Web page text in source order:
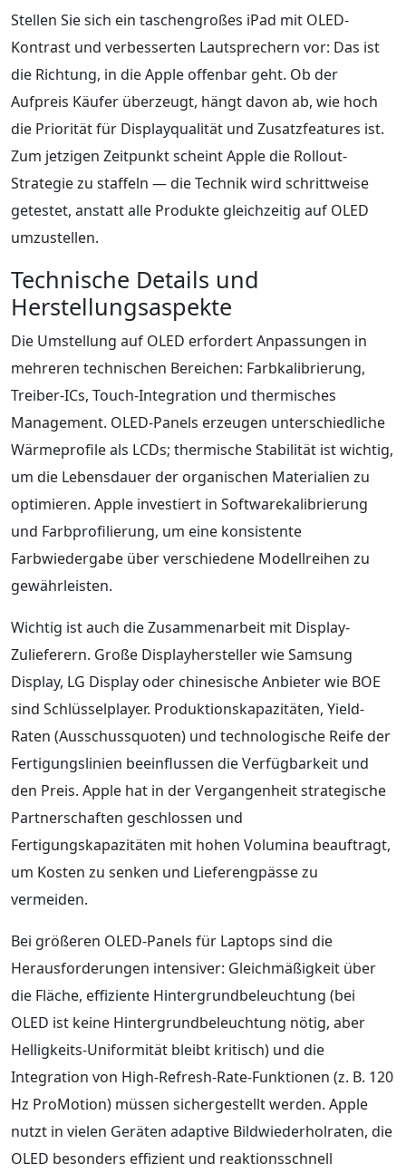
Stellen Sie sich ein taschengroßes iPad mit OLED-
Kontrast und verbesserten Lautsprechern vor: Das ist
die Richtung, in die Apple offenbar geht. Ob der
Aufpreis Käufer überzeugt, hängt davon ab, wie hoch
die Priorität für Displayqualität und Zusatzfeatures ist.
Zum jetzigen Zeitpunkt scheint Apple die Rollout-
Strategie zu staffeln — die Technik wird schrittweise
getestet, anstatt alle Produkte gleichzeitig auf OLED
umzustellen.
Technische Details und
Herstellungsaspekte
Die Umstellung auf OLED erfordert Anpassungen in
mehreren technischen Bereichen: Farbkalibrierung,
Treiber-ICs, Touch-Integration und thermisches
Management. OLED-Panels erzeugen unterschiedliche
Wärmeprofile als LCDs; thermische Stabilität ist wichtig,
um die Lebensdauer der organischen Materialien zu
optimieren. Apple investiert in Softwarekalibrierung
und Farbprofilierung, um eine konsistente
Farbwiedergabe über verschiedene Modellreihen zu
gewährleisten.
Wichtig ist auch die Zusammenarbeit mit Display-
Zulieferern. Große Displayhersteller wie Samsung
Display, LG Display oder chinesische Anbieter wie BOE
sind Schlüsselplayer. Produktionskapazitäten, Yield-
Raten (Ausschussquoten) und technologische Reife der
Fertigungslinien beeinflussen die Verfügbarkeit und
den Preis. Apple hat in der Vergangenheit strategische
Partnerschaften geschlossen und
Fertigungskapazitäten mit hohen Volumina beauftragt,
um Kosten zu senken und Lieferengpässe zu
vermeiden.
Bei größeren OLED-Panels für Laptops sind die
Herausforderungen intensiver: Gleichmäßigkeit über
die Fläche, effiziente Hintergrundbeleuchtung (bei
OLED ist keine Hintergrundbeleuchtung nötig, aber
Helligkeits-Uniformität bleibt kritisch) und die
Integration von High-Refresh-Rate-Funktionen (z. B. 120
Hz ProMotion) müssen sichergestellt werden. Apple
nutzt in vielen Geräten adaptive Bildwiederholraten, die
OLED besonders effizient und reaktionsschnell